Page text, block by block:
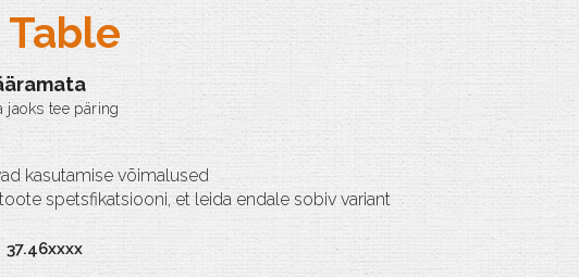
Table
kasutamise võimalused
spetsfikatsiooni, et leida endale sobiv variant
37.46xxxx